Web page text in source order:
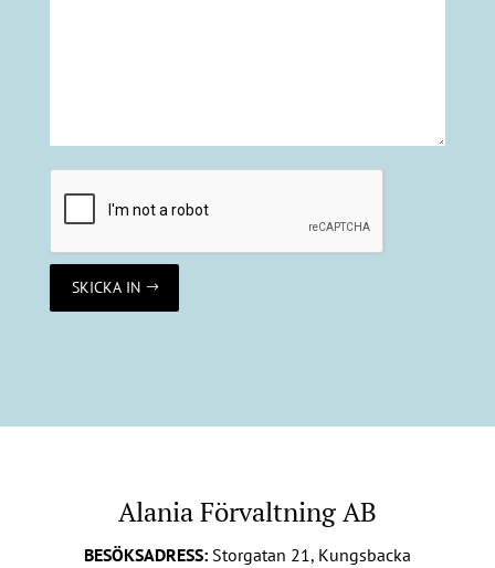
SKICKA IN
Alania Förvaltning AB
BESÖKSADRESS: Storgatan 21, Kungsbacka